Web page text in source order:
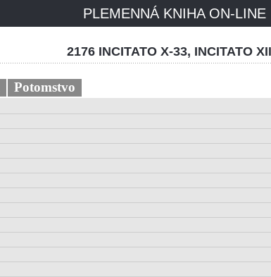
PLEMENNÁ KNIHA ON-LINE
2176 INCITATO X-33, INCITATO
Potomstvo